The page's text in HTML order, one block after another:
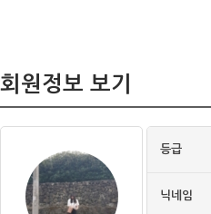
회원정보 보기
등급
닉네임